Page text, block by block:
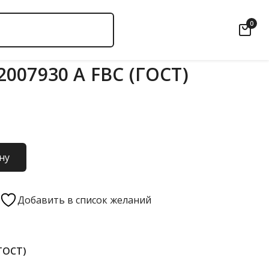
0
А FBC (ГОСТ)
Добавить в список желаний